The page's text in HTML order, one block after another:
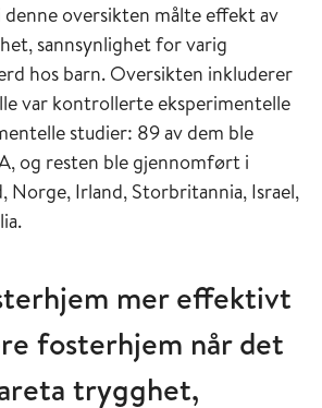
oversikten målte effekt av
sannsynlighet for varig
hos barn. Oversikten inkluderer
var kontrollerte eksperimentelle
studier: 89 av dem ble
og resten ble gjennomført i
Norge, Irland, Storbritannia, Israel,
mer effektivt
fosterhjem når det
trygghet,